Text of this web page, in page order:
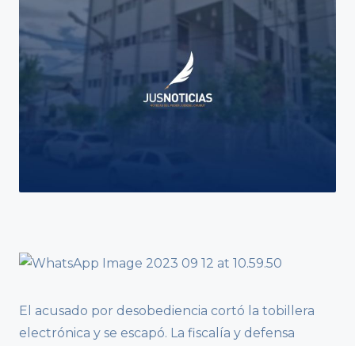
El acusado por desobediencia cortó la tobillera
electrónica y se escapó. La fiscalía y defensa